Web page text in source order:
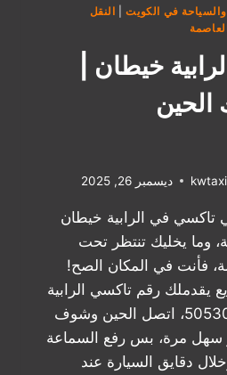
في الكويت| النقل
خيطان |
ديسمبر 26, 2025
تاكسي في الرابية خيطان
وما يخليك تنتظر تحت
فأنت في المكان الصح!
يقدملك رقم تاكسي الرابية
خيطان اللي هو 50530752، اتصل الحين وشوف
سهل مرة، بس رفع السماعة
دقايق السيارة عند